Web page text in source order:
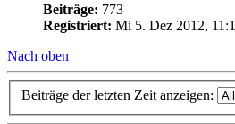
Beiträge: 773
Registriert: Mi 5. Dez 2012,
Nach oben
Beiträge der letzten Zeit anzeigen: